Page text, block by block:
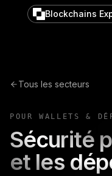
Blockchains
Tous les secteurs
POUR WALLETS &
Sécurité
et les